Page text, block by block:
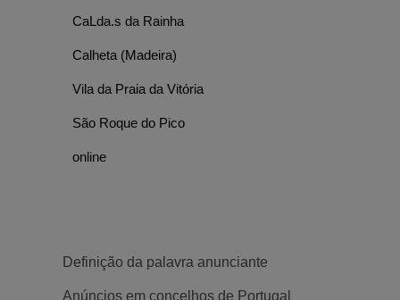
CaLda.s da Rainha
Calheta (Madeira)
Vila da Praia da Vitória
São Roque do Pico
online
Definição da palavra anunciante
Anúncios em concelhos de Portugal